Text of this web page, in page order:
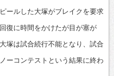
ールした大塚がブレイクを要求
復に時間をかけたが目が塞が
塚は試合続行不能となり、試合
ーコンテストという結果に終わ